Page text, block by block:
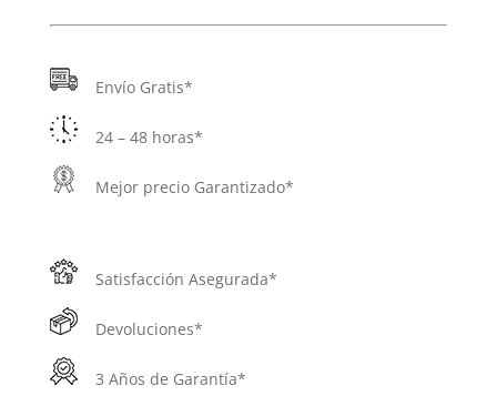
Envío Gratis*
24 – 48 horas*
Mejor precio Garantizado*
Satisfacción Asegurada*
Devoluciones*
3 Años de Garantía*